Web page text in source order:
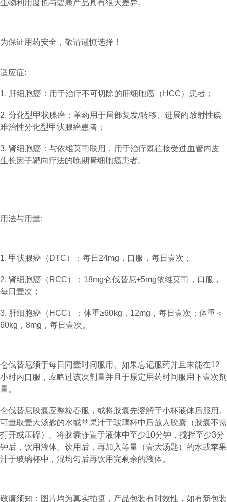
生物利用度也与碧康产品具有很大差异。
为保证用药安全，敬请谨慎选择！
适应症:
1. 肝细胞癌：用于治疗不可切除的肝细胞癌（HCC）患者；
2. 分化型甲状腺癌：单药用于局部复发/转移、进展的放射性碘
难治性分化型甲状腺癌患者；
3. 肾细胞癌：与依维莫司联用，用于治疗既往接受过血管内皮
生长因子靶向疗法的晚期肾细胞癌患者。
用法与用量:
1. 甲状腺癌（DTC）：每日24mg，口服，每日壹次；
2. 肾细胞癌（RCC）：18mg仑伐替尼+5mg依维莫司，口服，
每日壹次；
3. 肝细胞癌（HCC）：体重≥60kg，12mg，每日壹次；体重＜
60kg，8mg，每日壹次。
仑伐替尼须于每日同壹时间服用。如果忘记服药并且未能在12
小时内口服，应略过该次剂量并且于原定用药时间服用下壹次剂
量。
仑伐替尼胶囊应整粒吞服，或将胶囊先溶解于小杯液体后服用。
可量取壹大汤匙的水或苹果汁于玻璃杯中后放入胶囊（胶囊不需
打开或压碎）。将胶囊静置于液体中至少10分钟，搅拌至少3分
钟后，饮用液体。饮用后，再加入等量（壹大汤匙）的水或苹果
汁于玻璃杯中，混均匀后再饮用完剩余的液体。
敬请须知：图片均为真实拍摄，产品包装有时效性，如有新包装